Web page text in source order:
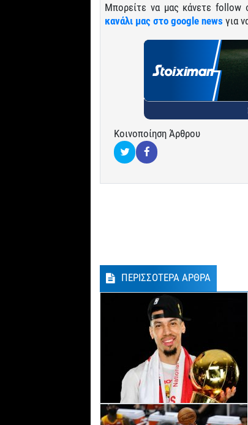
Μπορείτε να μας κάνετε follow
κανάλι μας στο google news για
Κοινοποίηση Άρθρου
ΠΕΡΙΣΣΟΤΕΡΑ ΑΡΘΡΑ